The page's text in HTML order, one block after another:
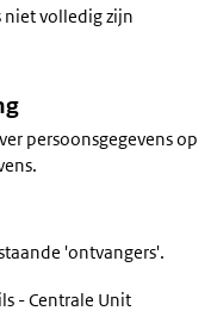
niet volledig zijn
persoonsgegevens op
'ontvangers'.
- Centrale Unit